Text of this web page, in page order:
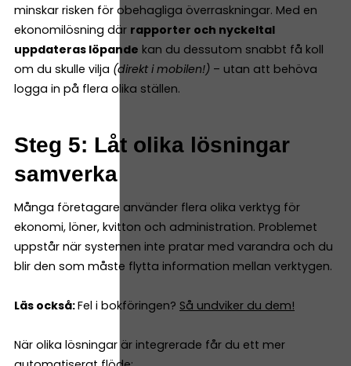
minskar risken för obehagliga överraskningar. Med en
ekonomilösning där rapporter och nyckeltal
uppdateras löpande kan du dessutom snabbt få koll
om du skulle vilja (direkt i mobilen!) – utan att behöva
logga in på flera olika ställen.
Steg 5: Låt olika lösningar
samverka
Många företagare använder flera olika verktyg för
ekonomi, löner, kvitton och administration. Problemet
uppstår när systemen inte pratar med varandra och du
blir den som måste flytta information mellan verktygen.
Läs också:Fel i bokföringen? Så undviker du dem!
När olika lösningar är integrerade får du ett mer